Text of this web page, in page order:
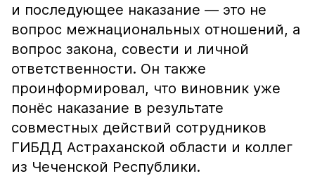
и последующее наказание — это не
вопрос межнациональных отношений, а
вопрос закона, совести и личной
ответственности. Он также
проинформировал, что виновник уже
понёс наказание в результате
совместных действий сотрудников
ГИБДД Астраханской области и коллег
из Чеченской Республики.